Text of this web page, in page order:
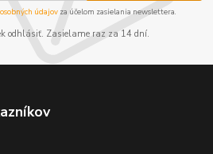
údajov za účelom zasielania newslettera.
odhlásiť. Zasielame raz za 14 dní.